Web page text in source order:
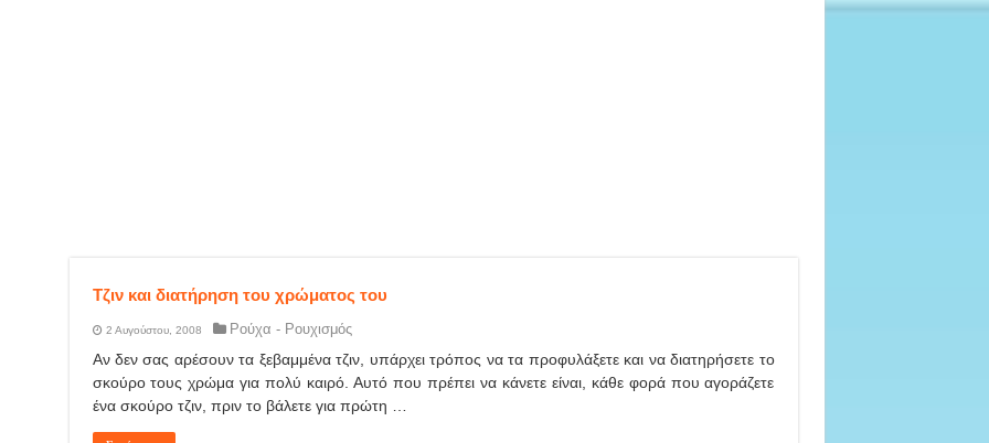
Τζιν και διατήρηση του χρώματος του
2 Αυγούστου, 2008 Ρούχα - Ρουχισμός
Αν δεν σας αρέσουν τα ξεβαμμένα τζιν, υπάρχει τρόπος να τα προφυλάξετε και να διατηρήσετε το
σκούρο τους χρώμα για πολύ καιρό. Αυτό που πρέπει να κάνετε είναι, κάθε φορά που αγοράζετε
ένα σκούρο τζιν, πριν το βάλετε για πρώτη …